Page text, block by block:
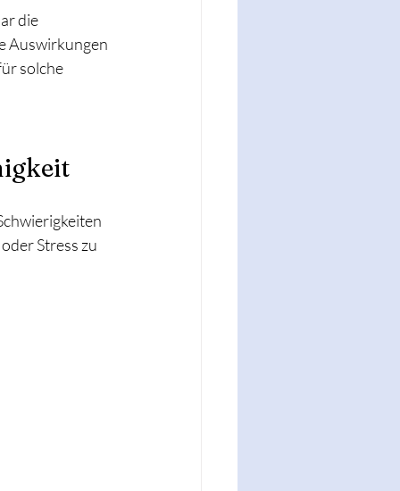
die
Auswirkungen
solche
Stress zu